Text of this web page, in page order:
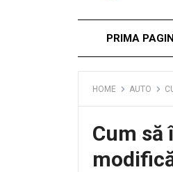
PRIMA
HOME AUTO
Cum